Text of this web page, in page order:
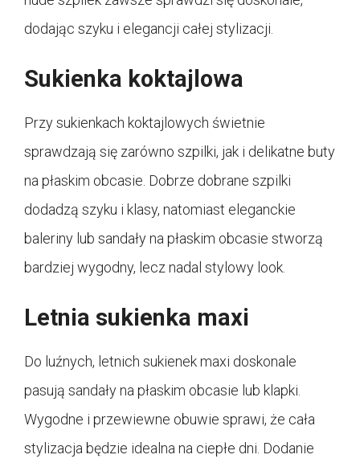
dodając szyku i elegancji całej stylizacji.
Sukienka koktajlowa
Przy sukienkach koktajlowych świetnie
sprawdzają się zarówno szpilki, jak i delikatne buty
na płaskim obcasie. Dobrze dobrane szpilki
dodadzą szyku i klasy, natomiast eleganckie
baleriny lub sandały na płaskim obcasie stworzą
bardziej wygodny, lecz nadal stylowy look.
Letnia sukienka maxi
Do luźnych, letnich sukienek maxi doskonale
pasują sandały na płaskim obcasie lub klapki.
Wygodne i przewiewne obuwie sprawi, że cała
stylizacja będzie idealna na ciepłe dni. Dodanie